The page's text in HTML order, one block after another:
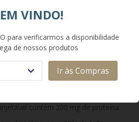
contém 200 mg de proteína
VINDO!
para verificarmos a disponibilidade
de nossos produtos
Ir às Compras